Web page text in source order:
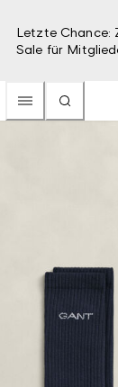
Letzte Chance:
Sale für